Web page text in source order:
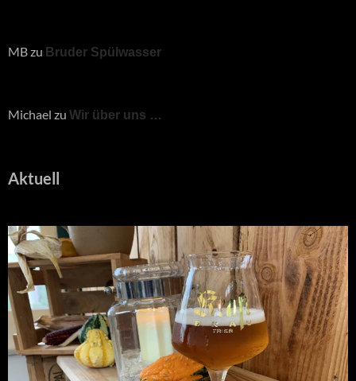
MBzu Bruder Spülwasser
Michael zu Wir über uns …
Aktuell